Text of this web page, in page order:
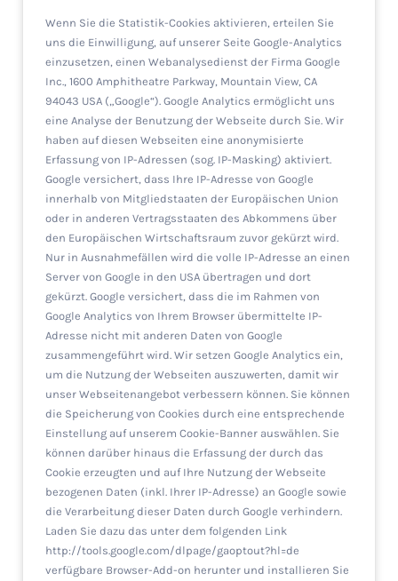
Wenn Sie die Statistik-Cookies aktivieren, erteilen Sie
uns die Einwilligung, auf unserer Seite Google-Analytics
einzusetzen, einen Webanalysedienst der Firma Google
Inc., 1600 Amphitheatre Parkway, Mountain View, CA
94043 USA („Google“). Google Analytics ermöglicht uns
eine Analyse der Benutzung der Webseite durch Sie. Wir
haben auf diesen Webseiten eine anonymisierte
Erfassung von IP-Adressen (sog. IP-Masking) aktiviert.
Google versichert, dass Ihre IP-Adresse von Google
innerhalb von Mitgliedstaaten der Europäischen Union
oder in anderen Vertragsstaaten des Abkommens über
den Europäischen Wirtschaftsraum zuvor gekürzt wird.
Nur in Ausnahmefällen wird die volle IP-Adresse an einen
Server von Google in den USA übertragen und dort
gekürzt. Google versichert, dass die im Rahmen von
Google Analytics von Ihrem Browser übermittelte IP-
Adresse nicht mit anderen Daten von Google
zusammengeführt wird. Wir setzen Google Analytics ein,
um die Nutzung der Webseiten auszuwerten, damit wir
unser Webseitenangebot verbessern können. Sie können
die Speicherung von Cookies durch eine entsprechende
Einstellung auf unserem Cookie-Banner auswählen. Sie
können darüber hinaus die Erfassung der durch das
Cookie erzeugten und auf Ihre Nutzung der Webseite
bezogenen Daten (inkl. Ihrer IP-Adresse) an Google sowie
die Verarbeitung dieser Daten durch Google verhindern.
Laden Sie dazu das unter dem folgenden Link
http://tools.google.com/dlpage/gaoptout?hl=de
verfügbare Browser-Add-on herunter und installieren Sie